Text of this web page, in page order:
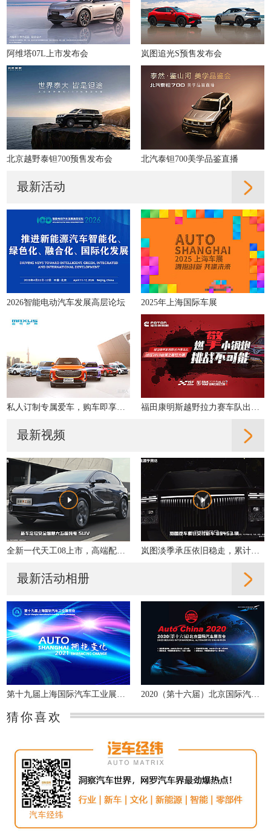
阿维塔07L上市发布会 岚图追光S预售发布会
北京越野泰钽700预售发布会 北汽泰钽700美学品鉴直播
最新活动
2026智能电动汽车发展高层论坛 2025年上海国际车展
最新视频
全新一代天工08上市，高端配置大众化，重新定义性价比 岚图淡季承压依旧稳走，累计交付同比增31%
最新活动相册
第十九届上海国际汽车工业展览会 2020（第十六届）北京国际汽车展览会
猜你喜欢